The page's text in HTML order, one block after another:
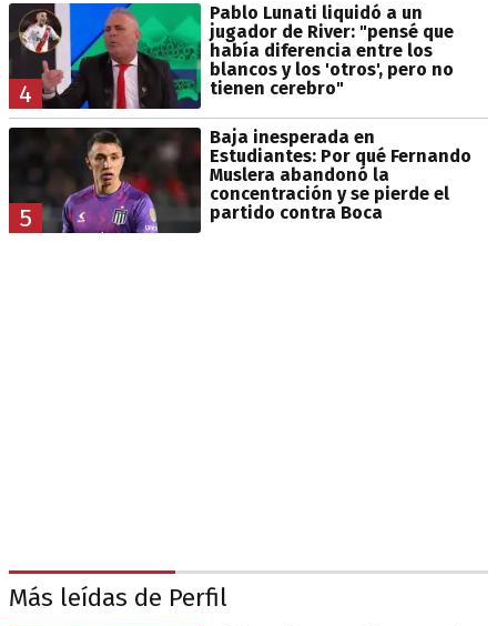
4
Pablo Lunati liquidó a un
jugador de River: "pensé que
había diferencia entre los
blancos y los 'otros', pero no
tienen cerebro"
5
Baja inesperada en
Estudiantes: Por qué Fernando
Muslera abandonó la
concentración y se pierde el
partido contra Boca
Más leídas de Perfil